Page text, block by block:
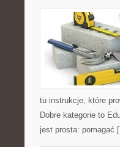
tu instrukcje, które
Dobre kategorie to
jest prosta: pomagać